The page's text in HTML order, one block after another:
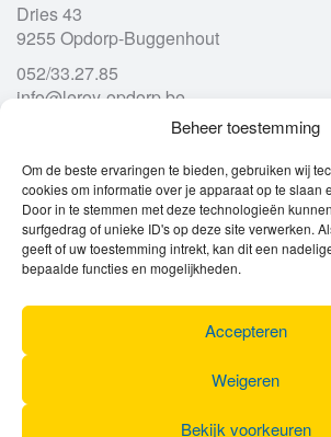
Beheer toestemming
Om de beste ervaringen te bieden, gebruiken wij
cookies om informatie over je apparaat op te slaan
Door in te stemmen met deze technologieën
surfgedrag of unieke ID's op deze site verwerken.
geeft of uw toestemming intrekt, kan dit een
bepaalde functies en mogelijkheden.
Accepteren
Weigeren
Bekijk voorkeuren
Dries 43
9255 Opdorp-Buggenhout
052/33.27.85
info@leroy-opdorp.be
Openingsuren
Ma
gesloten
Di
9u – 12u
13u – 18u00
Wo
9u – 12u
13u – 18u00
Do
9u – 12u
13u – 18u00
13u – 18u00
Za